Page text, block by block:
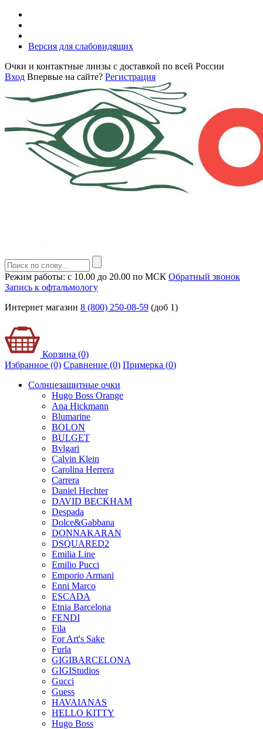
Версия для слабовидящих
Очки и контактные линзы с доставкой по всей России
Вход Впервые на сайте? Регистрация
Режим работы: с 10.00 до 20.00 по МСК Обратный звонок
Запись к офтальмологу
Интернет магазин 8 (800) 250-08-59 (доб 1)
Корзина (0)
Избранное (0) Сравнение (0) Примерка (0)
Солнцезащитные очки
Hugo Boss Orange
Ana Hickmann
Blumarine
BOLON
BULGET
Bvlgari
Calvin Klein
Carolina Herrera
Carrera
Daniel Hechter
DAVID BECKHAM
Despada
Dolce&Gabbana
DONNAKARAN
DSQUARED2
Emilia Line
Emilio Pucci
Emporio Armani
Enni Marco
ESCADA
Etnia Barcelona
FENDI
Fila
For Art's Sake
Furla
GIGIBARCELONA
GIGIStudios
Gucci
Guess
HAVAIANAS
HELLO KITTY
Hugo Boss